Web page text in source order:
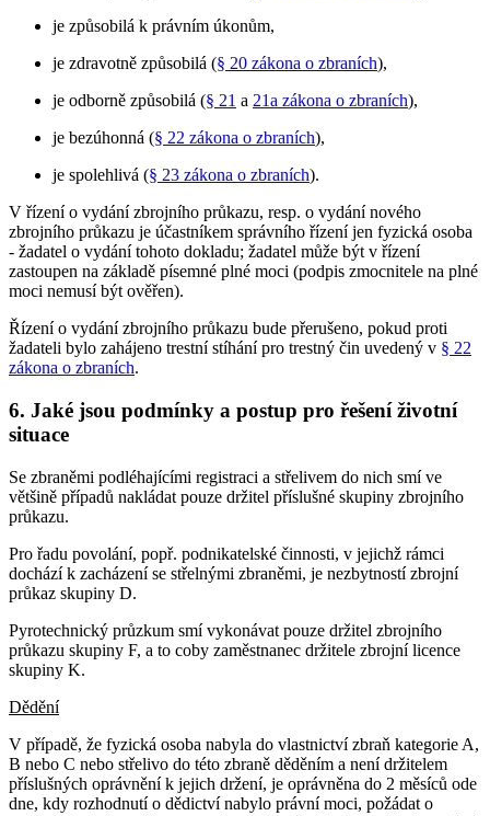
je způsobilá k právním úkonům,
je zdravotně způsobilá (§ 20 zákona o zbraních),
je odborně způsobilá (§ 21 a 21a zákona o zbraních),
je bezúhonná (§ 22 zákona o zbraních),
je spolehlivá (§ 23 zákona o zbraních).
V řízení o vydání zbrojního průkazu, resp. o vydání nového
zbrojního průkazu je účastníkem správního řízení jen fyzická osoba
- žadatel o vydání tohoto dokladu; žadatel může být v řízení
zastoupen na základě písemné plné moci (podpis zmocnitele na plné
moci nemusí být ověřen).
Řízení o vydání zbrojního průkazu bude přerušeno, pokud proti
žadateli bylo zahájeno trestní stíhání pro trestný čin uvedený v § 22
zákona o zbraních.
6. Jaké jsou podmínky a postup pro řešení životní
situace
Se zbraněmi podléhajícími registraci a střelivem do nich smí ve
většině případů nakládat pouze držitel příslušné skupiny zbrojního
průkazu.
Pro řadu povolání, popř. podnikatelské činnosti, v jejichž rámci
dochází k zacházení se střelnými zbraněmi, je nezbytností zbrojní
průkaz skupiny D.
Pyrotechnický průzkum smí vykonávat pouze držitel zbrojního
průkazu skupiny F, a to coby zaměstnanec držitele zbrojní licence
skupiny K.
Dědění
V případě, že fyzická osoba nabyla do vlastnictví zbraň kategorie A,
B nebo C nebo střelivo do této zbraně děděním a není držitelem
příslušných oprávnění k jejich držení, je oprávněna do 2 měsíců ode
dne, kdy rozhodnutí o dědictví nabylo právní moci, požádat o